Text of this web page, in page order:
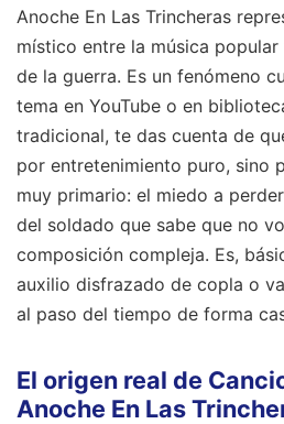
Anoche En Las Trincheras
místico entre la música
de la guerra. Es un fenómeno
tema en YouTube o en
tradicional, te das cuenta de
por entretenimiento puro, sino
muy primario: el miedo a
del soldado que sabe que no
composición compleja. Es,
auxilio disfrazado de copla o
al paso del tiempo de forma
El origen real de
Anoche En Las